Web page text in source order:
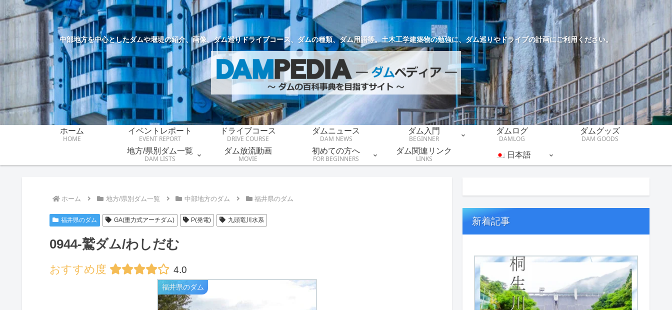
中部地方を中心としたダムや堰堤の紹介、画像、ダム巡りドライブコース、ダムの種類、ダム用語等。土木工学建築物の勉強に、ダム巡りやドライブの計画にご利用ください。
ホーム
HOME
イベントレポート
EVENT REPORT
ドライブコース
DRIVE COURSE
ダムニュース
DAM NEWS
ダム入門
BEGINNER
ダムログ
DAMLOG
ダムグッズ
DAM GOODS
地方/県別ダム一覧
DAM LISTS
ダム放流動画
MOVIE
初めての方へ
FOR BEGINNERS
ダム関連リンク
LINKS
日本語
ホーム 地方/県別ダム一覧 中部地方のダム 福井県のダム
福井県のダム GA(重力式アーチダム) P(発電) 九頭竜川水系
0944-鷲ダム/わしだむ
4.0
福井県のダム
新着記事